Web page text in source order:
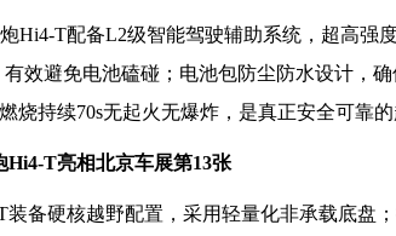
Hi4-T配备L2级智能驾驶辅助系统，超高强
效避免电池磕碰；电池包防尘防水设计，
持续70s无起火无爆炸，是真正安全可靠的
装备硬核越野配置，采用轻量化非承载底盘